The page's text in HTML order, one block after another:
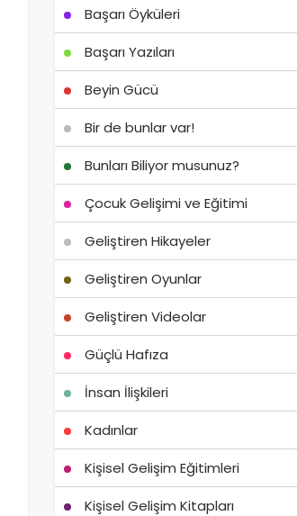
Başarı Öyküleri
Başarı Yazıları
Beyin Gücü
Bir de bunlar var!
Bunları Biliyor musunuz?
Çocuk Gelişimi ve Eğitimi
Geliştiren Hikayeler
Geliştiren Oyunlar
Geliştiren Videolar
Güçlü Hafıza
İnsan İlişkileri
Kadınlar
Kişisel Gelişim Eğitimleri
Kişisel Gelişim Kitapları